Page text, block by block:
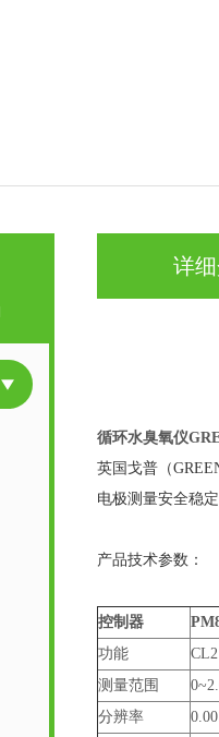
详
循环水臭氧仪
英国戈普（
电极测量安全稳
产品技术参数：
控制器
功能
CL2
测量范围
分辨率